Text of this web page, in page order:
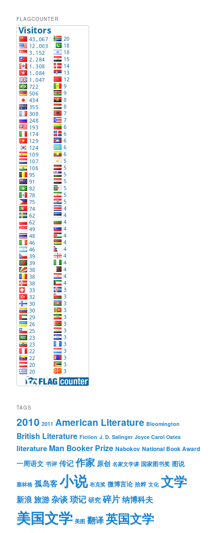
FLAGCOUNTER
TAGS
2010 2011 American Literature Bloomington
British Literature Fiction J. D. Salinger Joyce Carol Oates
literature Man Booker Prize Nabokov National Book Award
一周语文 书评 传记作家 原创 名家文学课 国家图书奖 图说
塞林格 孤岛客小说 布克奖 微博言论 拾粹 文化 文学
新浪旅游杂谈琐记 研究 碎片纳博科夫
美国文学 美图 翻译英国文学